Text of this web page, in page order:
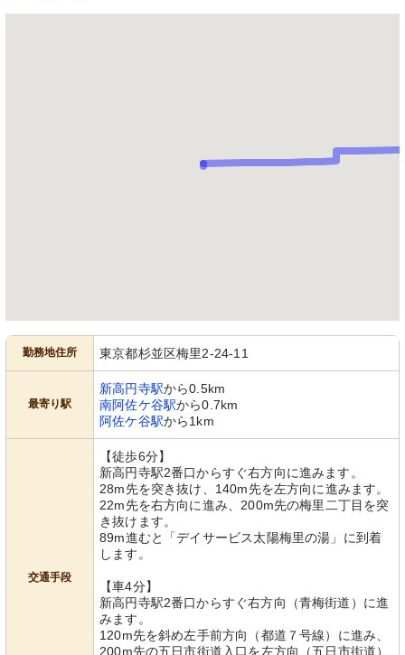
勤務地住所 東京都杉並区梅里2-24-11
最寄り駅
新高円寺駅から0.5km
南阿佐ケ谷駅から0.7km
阿佐ケ谷駅から1km
交通手段
【徒歩6分】
新高円寺駅2番口からすぐ右方向に進みます。
28m先を突き抜け、140m先を左方向に進みます。
22m先を右方向に進み、200m先の梅里二丁目を突
き抜けます。
89m進むと「デイサービス太陽梅里の湯」に到着
します。
【車4分】
新高円寺駅2番口からすぐ右方向（青梅街道）に進
みます。
120m先を斜め左手前方向（都道７号線）に進み、
200m先の五日市街道入口を左方向（五日市街道）